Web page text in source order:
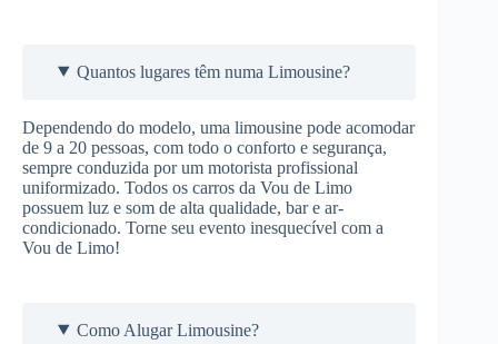
Quantos lugares têm numa Limousine?
Dependendo do modelo, uma limousine pode acomodar
de 9 a 20 pessoas, com todo o conforto e segurança,
sempre conduzida por um motorista profissional
uniformizado. Todos os carros da Vou de Limo
possuem luz e som de alta qualidade, bar e ar-
condicionado. Torne seu evento inesquecível com a
Vou de Limo!
Como Alugar Limousine?